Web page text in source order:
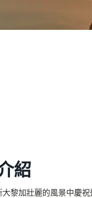
紹
黎加壯麗的風景中慶